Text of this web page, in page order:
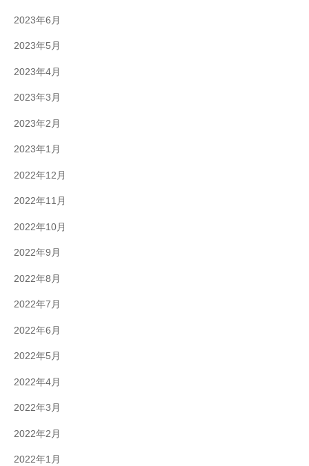
2023年6月
2023年5月
2023年4月
2023年3月
2023年2月
2023年1月
2022年12月
2022年11月
2022年10月
2022年9月
2022年8月
2022年7月
2022年6月
2022年5月
2022年4月
2022年3月
2022年2月
2022年1月